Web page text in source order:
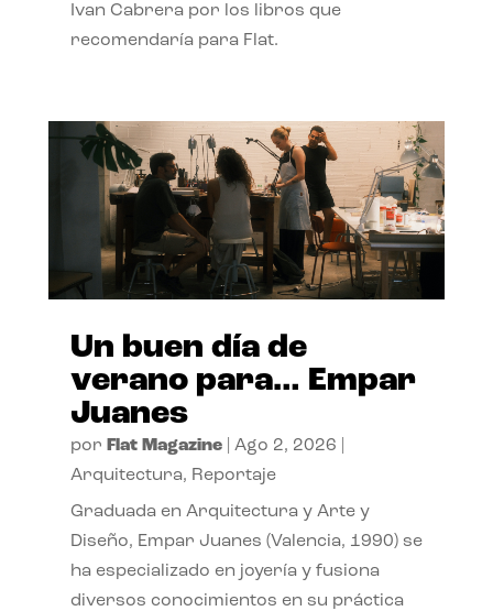
Ivan Cabrera por los libros que
recomendaría para Flat.
Un buen día de
verano para… Empar
Juanes
por Flat Magazine| Ago 2, 2026
Arquitectura, Reportaje
Graduada en Arquitectura y Arte y
Diseño, Empar Juanes (Valencia, 1990) se
ha especializado en joyería y fusiona
diversos conocimientos en su práctica